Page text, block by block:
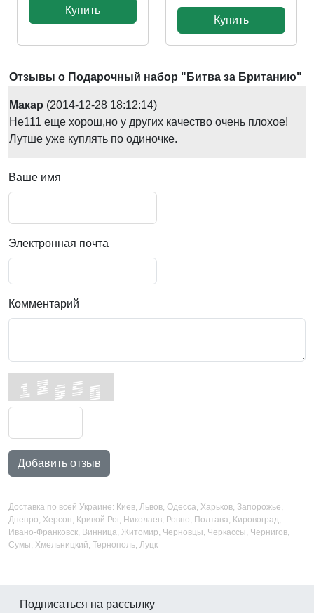
Купить
Купить
Отзывы о Подарочный набор "Битва за Британию"
Макар (2014-12-28 18:12:14)
He111 еще хорош,но у других качество очень плохое!
Лутше уже куплять по одиночке.
Ваше имя
Электронная почта
Комментарий
Добавить отзыв
Доставка по всей Украине: Киев, Львов, Одесса, Харьков, Запорожье,
Днепро, Херсон, Кривой Рог, Николаев, Ровно, Полтава, Кировоград,
Ивано-Франковск, Винница, Житомир, Черновцы, Черкассы, Чернигов,
Сумы, Хмельницкий, Тернополь, Луцк
Подписаться на рассылку